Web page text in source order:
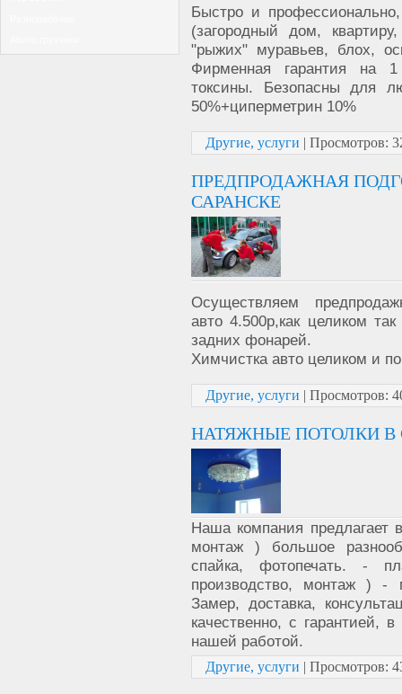
Быстро и
(загородный дом,
"рыжих" муравьев, блох,
Фирменная гарантия на
токсины. Безопасны для
50%+циперметрин 10%
Другие, услуги | Просмотров:
ПРЕДПРОДАЖНАЯ
САРАНСКЕ
Осуществляем
авто 4.500р,как целиком
задних фонарей.
Химчистка авто целиком и
Другие, услуги | Просмотров:
НАТЯЖНЫЕ ПОТОЛКИ В
Наша компания предлагает
монтаж ) большое
спайка, фотопечать. -
производство, монтаж ) -
Замер, доставка,
качественно, с гарантией,
нашей работой.
Другие, услуги | Просмотров: